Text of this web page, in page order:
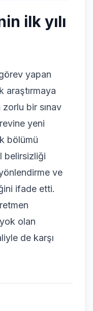
ilk yılı
yapan
araştırmaya
bir sınav
yeni
bölümü
belirsizliği
ve
ifade etti.
olan
de karşı